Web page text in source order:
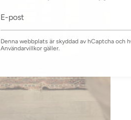
Denna webbplats är skyddad av hCaptcha och
Användarvillkor gäller.